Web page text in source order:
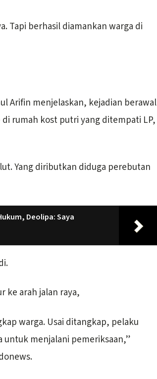
Tapi berhasil diamankan warga di
Arifin menjelaskan, kejadian berawal
rumah kost putri yang ditempati LP,
Yang diributkan diduga perebutan
Deolipa: Saya
ke arah jalan raya,
warga. Usai ditangkap, pelaku
menjalani pemeriksaan,”